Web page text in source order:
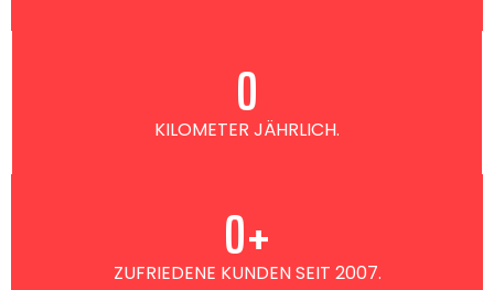
KILOMETER JÄHRLICH.
0
ZUFRIEDENE KUNDEN SEIT 2007.
0+